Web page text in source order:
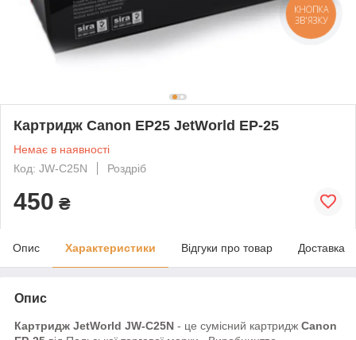
Картридж Canon EP25 JetWorld EP-25
Немає в наявності
Код: JW-C25N
Роздріб
450 ₴
Опис Характеристики Відгуки про товар Доставка
Опис
Картридж JetWorld JW-C25N - це сумісний картридж Canon
КНОПКА
ЗВ'ЯЗКУ